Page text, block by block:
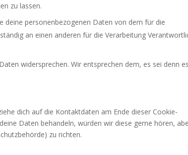
zu lassen.
deine personenbezogenen Daten von dem für die
an einen anderen für die Verarbeitung
widersprechen. Wir entsprechen dem, es sei denn es
dich auf die Kontaktdaten am Ende dieser Cookie-
Daten behandeln, würden wir diese gerne hören,
zu richten.